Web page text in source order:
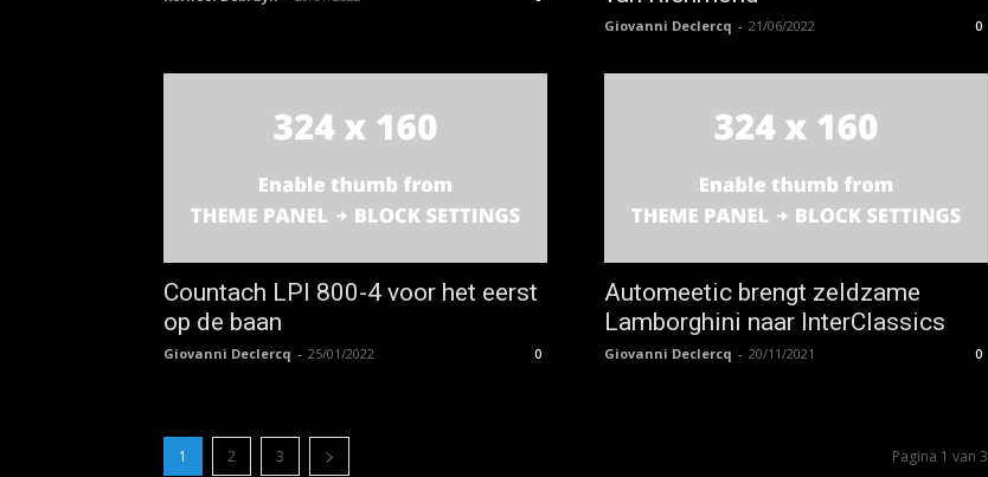
Giovanni Declercq - 21/06/2022 0
Countach LPI 800-4 voor het eerst
op de baan
Giovanni Declercq - 25/01/2022 0
Automeetic brengt zeldzame
Lamborghini naar InterClassics
Giovanni Declercq - 20/11/2021 0
1 2 3 Pagina 1 van 3